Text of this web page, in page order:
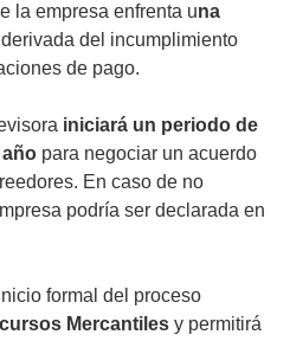
la empresa enfrenta una
derivada del incumplimiento
de pago.
iniciará un periodo de
para negociar un acuerdo
En caso de no
podría ser declarada en
formal del proceso
Mercantiles y permitirá